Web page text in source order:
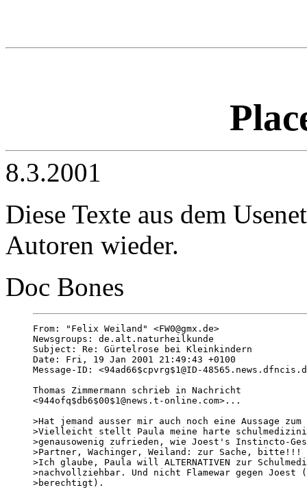
8.3.2001
Diese Texte aus dem
Autoren wieder.
Doc Bones
From: "Felix Weiland" <FW0@gmx.de>
Newsgroups: de.alt.naturheilkunde
Subject: Re: Gürtelrose bei Kleinkindern
Date: Fri, 19 Jan 2001 21:49:43 +0100
Message-ID: <94ad66$cpvrg$1@ID-
Thomas Zimmermann schrieb in Nachricht
<944ofq$db6$00$1@news.t-online.com>...
>Hat jemand ausser mir auch noch eine Aussage zum
>Vielleicht stellt Paula meine harte
>genausowenig zufrieden, wie Joest's Instincto-
>Partner, Wachinger, Weiland: zur Sache, bitte!!!
>Ich glaube, Paula will ALTERNATIVEN zur
>nachvollziehbar. Und nicht Flamewar gegen Joest
>berechtigt).